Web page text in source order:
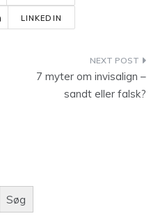
LINKEDIN
7 myter om invisalign –
sandt eller falsk?
Søg